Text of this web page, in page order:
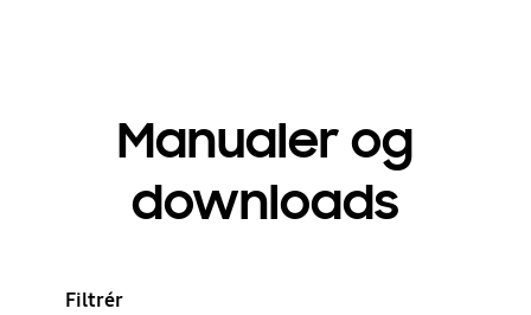
Manualer og
downloads
Filtrér